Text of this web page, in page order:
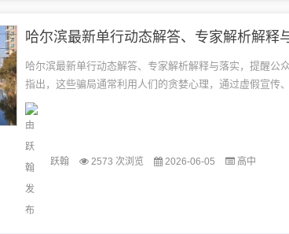
哈尔滨最新单行动态解答、专家解析解释与落实，提醒公
指出，这些骗局通常利用人们的贪婪心理，通过虚假宣传
人们投资或购买不明产品。为了防范此类骗局，公众应保
生...
跃翰 2573 次浏览 2026-06-05 高中